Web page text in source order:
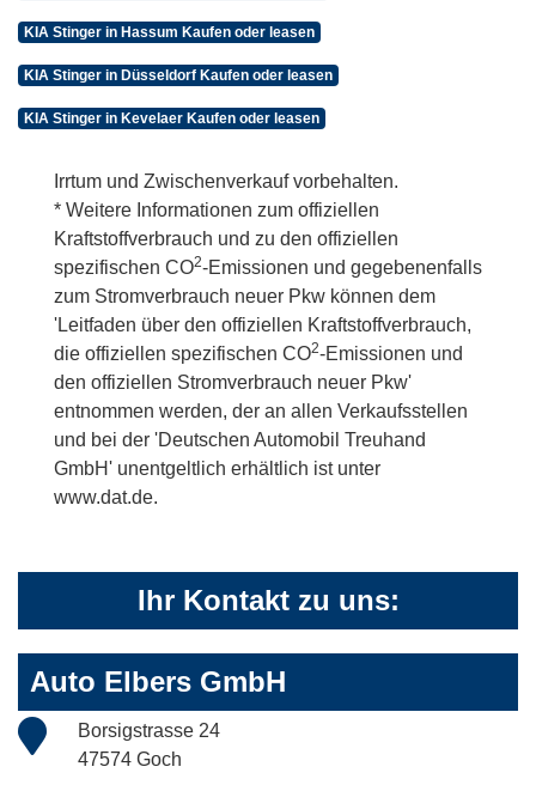
KIA Stinger in Hassum Kaufen oder leasen
KIA Stinger in Düsseldorf Kaufen oder leasen
KIA Stinger in Kevelaer Kaufen oder leasen
Irrtum und Zwischenverkauf vorbehalten.
* Weitere Informationen zum offiziellen
Kraftstoffverbrauch und zu den offiziellen
spezifischen CO2-Emissionen und gegebenenfalls
zum Stromverbrauch neuer Pkw können dem
'Leitfaden über den offiziellen Kraftstoffverbrauch,
die offiziellen spezifischen CO2-Emissionen und
den offiziellen Stromverbrauch neuer Pkw'
entnommen werden, der an allen Verkaufsstellen
und bei der 'Deutschen Automobil Treuhand
GmbH' unentgeltlich erhältlich ist unter
www.dat.de.
Ihr Kontakt zu uns:
Auto Elbers GmbH
Borsigstrasse 24
47574 Goch